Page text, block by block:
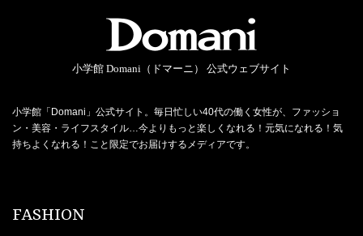
小学館 Domani（ドマーニ） 公式ウェブサイト
小学館「Domani」公式サイト。毎日忙しい40代の働く女性が、ファッショ
ン・美容・ライフスタイル…今よりもっと楽しくなれる！元気になれる！気
持ちよくなれる！こと限定でお届けするメディアです。
FASHION